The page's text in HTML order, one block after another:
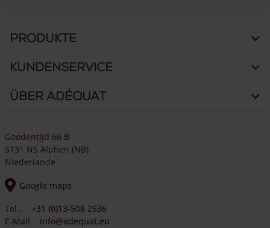
Produkte
Kundenservice
Über Adéquat
Goedentijd 66 B
5131 NS Alphen (NB)
Niederlande
Google maps
Tel.:
+31 (0)13-508 2536
E-Mail
info@adequat.eu